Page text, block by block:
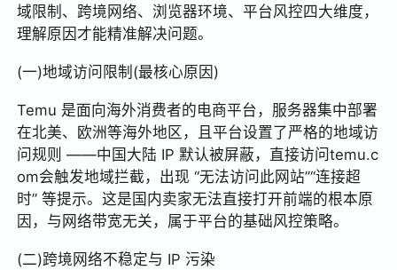
域限制、跨境网络、浏览器环境、平台风控四大维度，
理解原因才能精准解决问题。
(一)地域访问限制(最核心原因)
Temu 是面向海外消费者的电商平台，服务器集中部署
在北美、欧洲等海外地区，且平台设置了严格的地域访
问规则 ——中国大陆 IP 默认被屏蔽，直接访问temu.c
om会触发地域拦截，出现 “无法访问此网站”“连接超
时” 等提示。这是国内卖家无法直接打开前端的根本原
因，与网络带宽无关，属于平台的基础风控策略。
(二)跨境网络不稳定与 IP 污染